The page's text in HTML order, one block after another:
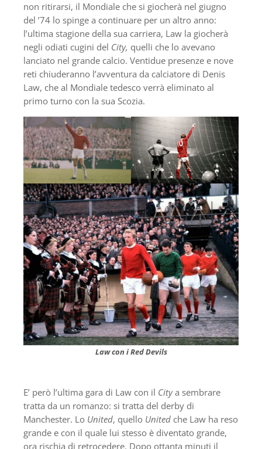
non ritirarsi, il Mondiale che si giocherà nel giugno
del ’74 lo spinge a continuare per un altro anno:
l’ultima stagione della sua carriera, Law la giocherà
negli odiati cugini del City, quelli che lo avevano
lanciato nel grande calcio. Ventidue presenze e nove
reti chiuderanno l’avventura da calciatore di Denis
Law, che al Mondiale tedesco verrà eliminato al
primo turno con la sua Scozia.
Law con i Red Devils
E’ però l’ultima gara di Law con il Citya sembrare
tratta da un romanzo: si tratta del derby di
Manchester. Lo United, quello United che Law ha reso
grande e con il quale lui stesso è diventato grande,
ora rischia di retrocedere. Dopo ottanta minuti il